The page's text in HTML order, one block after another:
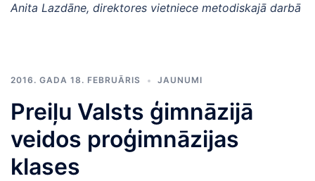
Anita Lazdāne, direktores vietniece metodiskajā darbā
2016. GADA 18. FEBRUĀRIS JAUNUMI
Preiļu Valsts ģimnāzijā
veidos proģimnāzijas
klases